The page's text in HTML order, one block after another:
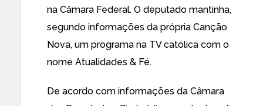
na Câmara Federal. O deputado mantinha,
segundo informações da própria Canção
Nova, um programa na TV católica com o
nome Atualidades & Fé.
De acordo com informações da Câmara